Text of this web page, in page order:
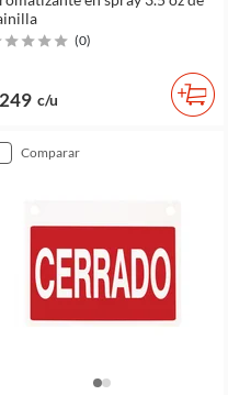
(0)
c/u
comparar